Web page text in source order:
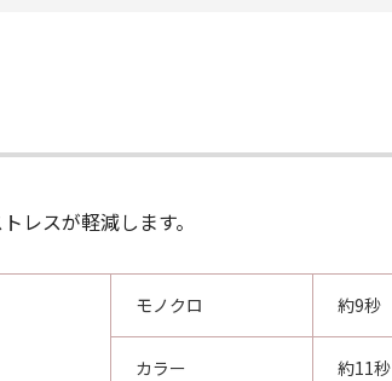
レスが軽減します。
モノクロ 約9秒
カラー 約11秒